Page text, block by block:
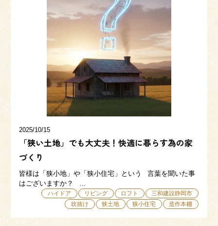
三和建設の強み
リフォーム
会社概要
採用情報
054-365-3838
受付時間／平日9:00 - 18:00
2025/10/15
「狭い土地」でも大丈夫！快適に暮らす為の家
づくり
皆様は「狭小地」や「狭小住宅」という 言葉を聞いた事
はございますか？ …
ハイドア リビング ロフト
三和建設静岡市
吹抜け
狭土地 狭小住宅 造作本棚